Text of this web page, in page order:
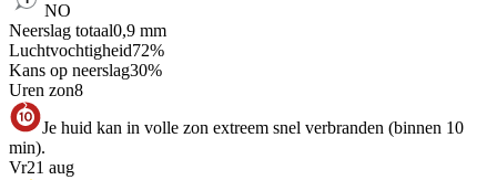
NO
Neerslag totaal0,9 mm
Luchtvochtigheid72%
Kans op neerslag30%
Uren zon8
Je huid kan in volle zon extreem snel verbranden (binnen 10
min).
Vr21 aug